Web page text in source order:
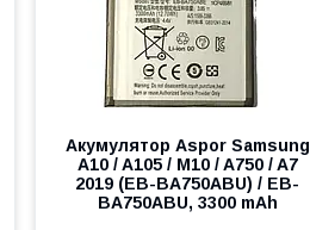
Акумулятор Aspor Samsung
A10 / A105 / M10 / A750 / A7
2019 (EB-BA750ABU) / EB-
BA750ABU, 3300 mAh